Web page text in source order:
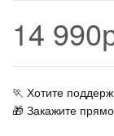
14
🏃‍ Хотите
🎁 Закажите